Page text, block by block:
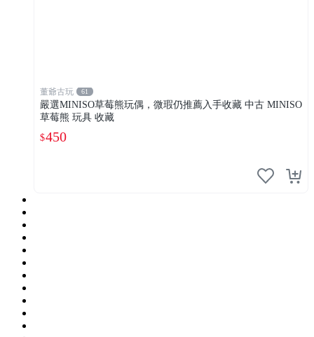
董爺古玩 61
嚴選MINISO草莓熊玩偶，微瑕仍推薦入手收藏 中古 MINISO
草莓熊 玩具 收藏
$450